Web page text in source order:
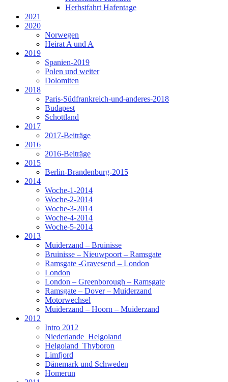
Herbstfahrt Hafentage
2021
2020
Norwegen
Heirat A und A
2019
Spanien-2019
Polen und weiter
Dolomiten
2018
Paris-Südfrankreich-und-anderes-2018
Budapest
Schottland
2017
2017-Beiträge
2016
2016-Beiträge
2015
Berlin-Brandenburg-2015
2014
Woche-1-2014
Woche-2-2014
Woche-3-2014
Woche-4-2014
Woche-5-2014
2013
Muiderzand – Bruinisse
Bruinisse – Nieuwpoort – Ramsgate
Ramsgate -Gravesend – London
London
London – Greenborough – Ramsgate
Ramsgate – Dover – Muiderzand
Motorwechsel
Muiderzand – Hoorn – Muiderzand
2012
Intro 2012
Niederlande_Helgoland
Helgoland_Thyboron
Limfjord
Dänemark und Schweden
Homerun